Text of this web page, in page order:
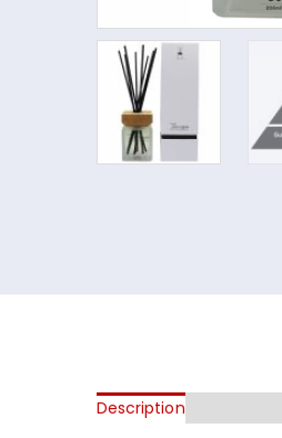
Description